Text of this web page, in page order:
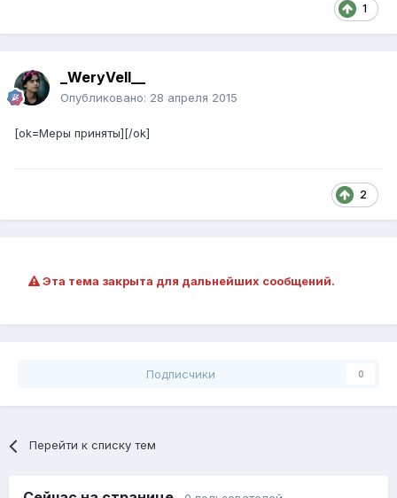
1
_WeryVell__
Опубликовано: 28 апреля 2015
[ok=Меры приняты][/ok]
2
Эта тема закрыта для дальнейших сообщений.
Подписчики 0
Перейти к списку тем